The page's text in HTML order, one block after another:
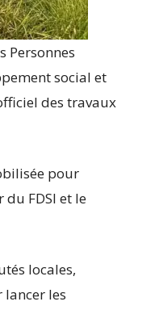
Personnes
social et
des travaux
pour
FDSI et le
locales,
les